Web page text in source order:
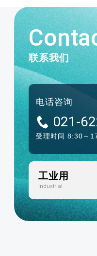
联系我们
电话咨询
021-
受理时间 8:30～
工业用
Industrial